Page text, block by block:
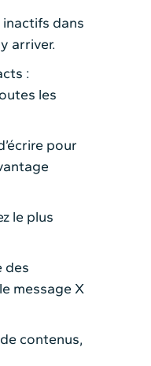
dans
arriver.
:
les
pour
le plus
des
message X
contenus,